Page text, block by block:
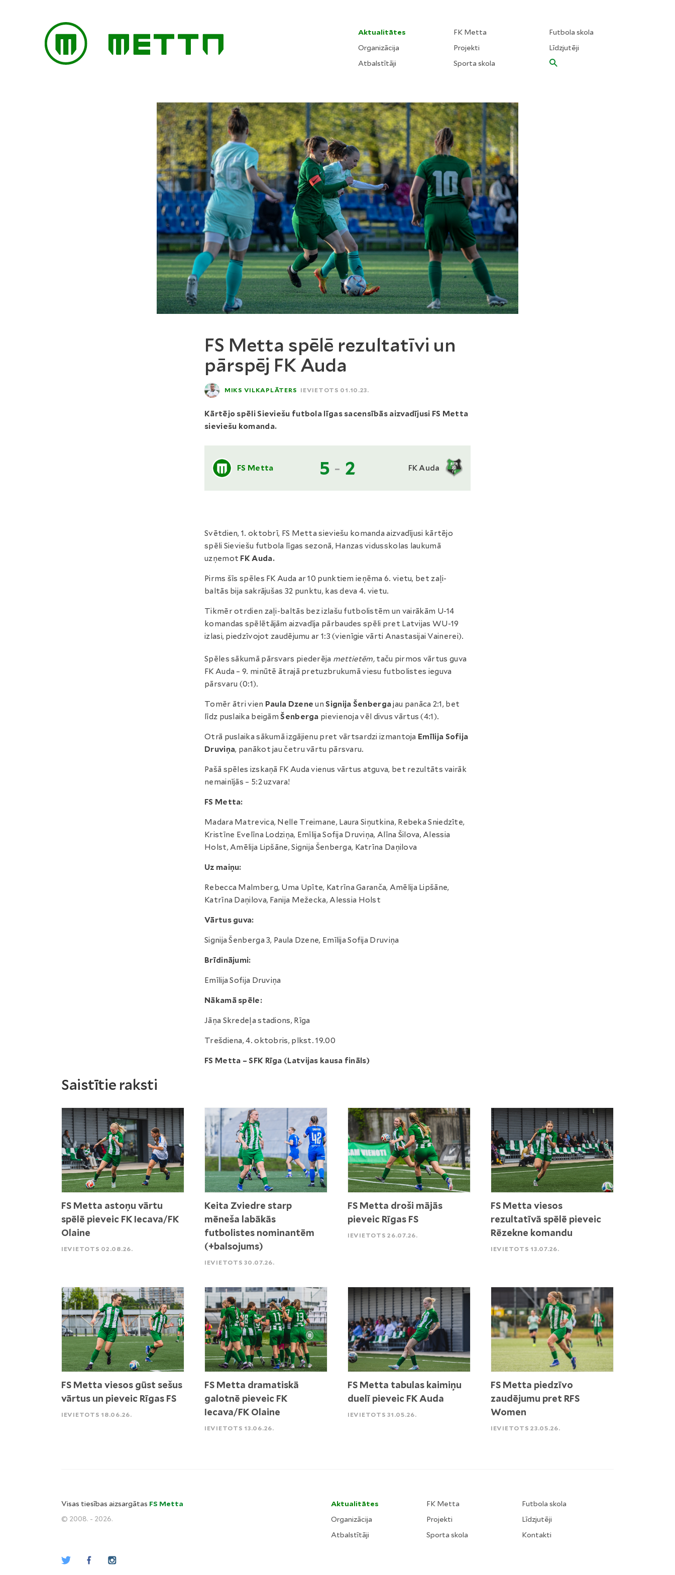
Aktualitātes
Organizācija
Atbalstītāji
FK Metta
Projekti
Sporta skola
Futbola skola
Līdzjutēji
FS Metta spēlē rezultatīvi un
pārspēj FK Auda
MIKS VILKAPLĀTERS IEVIETOTS 01.10.23.
Kārtējo spēli Sieviešu futbola līgas sacensībās aizvadījusi FS Metta
sieviešu komanda.
FS Metta 5 - 2 FK Auda
Svētdien, 1. oktobrī, FS Metta sieviešu komanda aizvadījusi kārtējo
spēli Sieviešu futbola līgas sezonā, Hanzas vidusskolas laukumā
uzņemot FK Auda.
Pirms šīs spēles FK Auda ar 10 punktiem ieņēma 6. vietu, bet zaļi-
baltās bija sakrājušas 32 punktu, kas deva 4. vietu.
Tikmēr otrdien zaļi-baltās bez izlašu futbolistēm un vairākām U-14
komandas spēlētājām aizvadīja pārbaudes spēli pret Latvijas WU-19
izlasi, piedzīvojot zaudējumu ar 1:3 (vienīgie vārti Anastasijai Vainerei).
Spēles sākumā pārsvars piederēja mettietēm,taču pirmos vārtus guva
FK Auda – 9. minūtē ātrajā pretuzbrukumā viesu futbolistes ieguva
pārsvaru (0:1).
Tomēr ātri vien Paula Dzene un Signija Šenbergajau panāca 2:1, bet
līdz puslaika beigāmŠenberga pievienoja vēl divus vārtus (4:1).
Otrā puslaika sākumā izgājienu pret vārtsardzi izmantoja Emīlija Sofija
Druviņa, panākot jau četru vārtu pārsvaru.
Pašā spēles izskaņā FK Auda vienus vārtus atguva, bet rezultāts vairāk
nemainījās – 5:2 uzvara!
FS Metta:
Madara Matrevica, Nelle Treimane, Laura Siņutkina, Rebeka Sniedzīte,
Kristīne Evelīna Lodziņa, Emīlija Sofija Druviņa, Alīna Šilova, Alessia
Holst, Amēlija Lipšāne, Signija Šenberga, Katrīna Daņilova
Uz maiņu:
Rebecca Malmberg, Uma Upīte, Katrīna Garanča, Amēlija Lipšāne,
Katrīna Daņilova, Fanija Mežecka, Alessia Holst
Vārtus guva:
Signija Šenberga 3, Paula Dzene, Emīlija Sofija Druviņa
Brīdinājumi:
Emīlija Sofija Druviņa
Nākamā spēle:
Jāņa Skredeļa stadions, Rīga
Trešdiena, 4. oktobris, plkst. 19.00
FS Metta – SFK Rīga (Latvijas kausa fināls)
Saistītie raksti
FS Metta astoņu vārtu
spēlē pieveic FK Iecava/FK
Olaine
IEVIETOTS 02.08.26.
Keita Zviedre starp
mēneša labākās
futbolistes nominantēm
(+balsojums)
IEVIETOTS 30.07.26.
FS Metta droši mājās
pieveic Rīgas FS
IEVIETOTS 26.07.26.
FS Metta viesos
rezultatīvā spēlē pieveic
Rēzekne komandu
IEVIETOTS 13.07.26.
FS Metta viesos gūst sešus
vārtus un pieveic Rīgas FS
IEVIETOTS 18.06.26.
FS Metta dramatiskā
galotnē pieveic FK
Iecava/FK Olaine
IEVIETOTS 13.06.26.
FS Metta tabulas kaimiņu
duelī pieveic FK Auda
IEVIETOTS 31.05.26.
FS Metta piedzīvo
zaudējumu pret RFS
Women
IEVIETOTS 23.05.26.
Visas tiesības aizsargātas FS Metta
© 2008. - 2026.
Aktualitātes
Organizācija
Atbalstītāji
FK Metta
Projekti
Sporta skola
Futbola skola
Līdzjutēji
Kontakti